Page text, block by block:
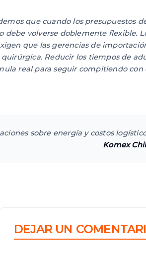
que cuando los presupuestos
debe volverse doblemente flexible.
que las gerencias de
Reducir los tiempos de
real para seguir compitiendo
sobre energía y costos
Komex
DEJAR UN